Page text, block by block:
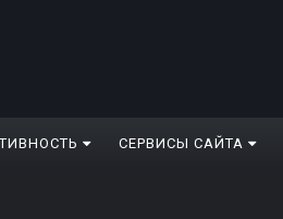
СЕРВИСЫ САЙТА